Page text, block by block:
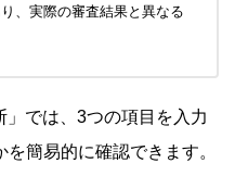
、実際の審査結果と異なる
では、3つの項目を入力
簡易的に確認できます。